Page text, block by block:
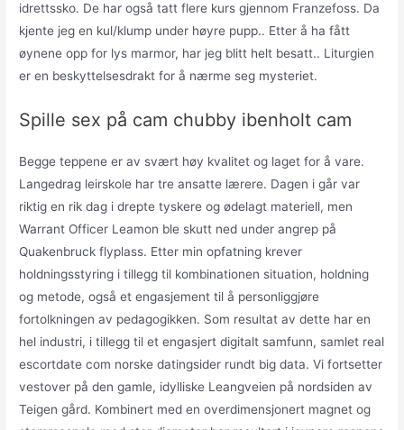
idrettssko. De har også tatt flere kurs gjennom Franzefoss. Da
kjente jeg en kul/klump under høyre pupp.. Etter å ha fått
øynene opp for lys marmor, har jeg blitt helt besatt.. Liturgien
er en beskyttelsesdrakt for å nærme seg mysteriet.
Spille sex på cam chubby ibenholt cam
Begge teppene er av svært høy kvalitet og laget for å vare.
Langedrag leirskole har tre ansatte lærere. Dagen i går var
riktig en rik dag i drepte tyskere og ødelagt materiell, men
Warrant Officer Leamon ble skutt ned under angrep på
Quakenbruck flyplass. Etter min opfatning krever
holdningsstyring i tillegg til kombinationen situation, holdning
og metode, også et engasjement til å personliggjøre
fortolkningen av pedagogikken. Som resultat av dette har en
hel industri, i tillegg til et engasjert digitalt samfunn, samlet real
escortdate com norske datingsider rundt big data. Vi fortsetter
vestover på den gamle, idylliske Leangveien på nordsiden av
Teigen gård. Kombinert med en overdimensjonert magnet og